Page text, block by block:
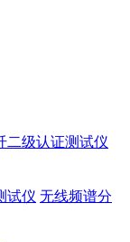
二级认证测试仪
试仪 无线频谱分